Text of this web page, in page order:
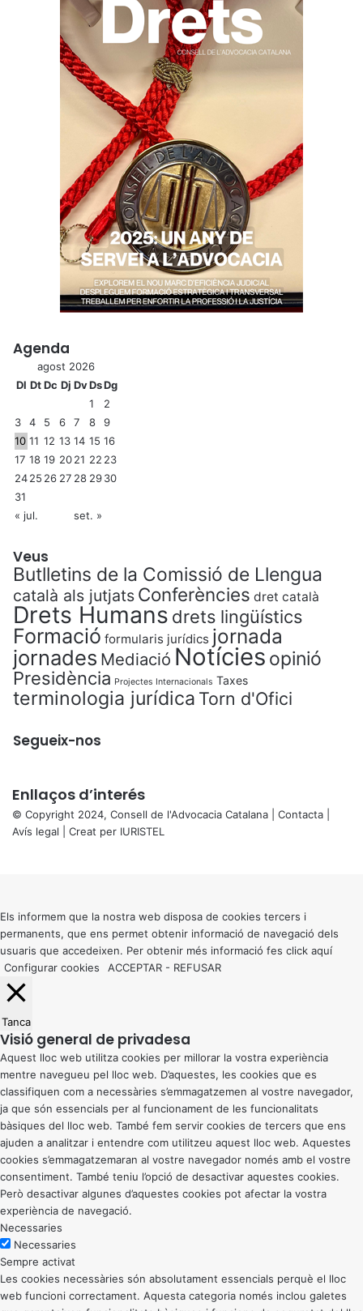
Agenda
agost 2026
Dl DtDc Dj DvDsDg
1
2
3
4 5 6 7 8
9
10 11 12 13 14 15 16
17 18 19 2021 22 23
2425 26 27 28 2930
31
« jul.
set. »
Veus
Butlletins de la Comissió de Llengua
català als jutjats Conferències dret català
Drets Humans drets lingüístics
Formació formularis jurídics jornada
jornades Mediació Notícies opinió
Presidència Projectes Internacionals Taxes
terminologia jurídica Torn d'Ofici
Segueix-nos
Enllaços d’interés
© Copyright 2024, Consell de l'Advocacia Catalana | Contacta
Avís legal | Creat per IURISTEL
button
Els informem que la nostra web disposa de cookies tercers i
permanents, que ens permet obtenir informació de navegació dels
usuaris que accedeixen. Per obtenir més informació fes click aquí
Configurar cookies
ACCEPTAR - REFUSAR
Tanca
Visió general de privadesa
Aquest lloc web utilitza cookies per millorar la vostra experiència
mentre navegueu pel lloc web. D’aquestes, les cookies que es
classifiquen com a necessàries s’emmagatzemen al vostre navegador,
ja que són essencials per al funcionament de les funcionalitats
bàsiques del lloc web. També fem servir cookies de tercers que ens
ajuden a analitzar i entendre com utilitzeu aquest lloc web. Aquestes
cookies s’emmagatzemaran al vostre navegador només amb el vostre
consentiment. També teniu l’opció de desactivar aquestes cookies.
Però desactivar algunes d’aquestes cookies pot afectar la vostra
experiència de navegació.
Necessaries
Necessaries
Sempre activat
Les cookies necessàries són absolutament essencials perquè el lloc
web funcioni correctament. Aquesta categoria només inclou galetes